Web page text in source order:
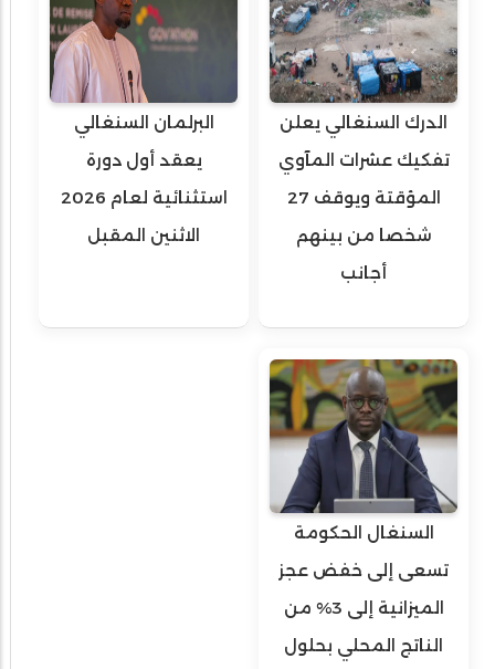
الدرك السنغالي يعلن
تفكيك عشرات المآوي
المؤقتة ويوقف 27
شخصا من بينهم
أجانب
البرلمان السنغالي
يعقد أول دورة
استثنائية لعام 2026
الاثنين المقبل
السنغال الحكومة
تسعى إلى خفض عجز
الميزانية إلى 3% من
الناتج المحلي بحلول